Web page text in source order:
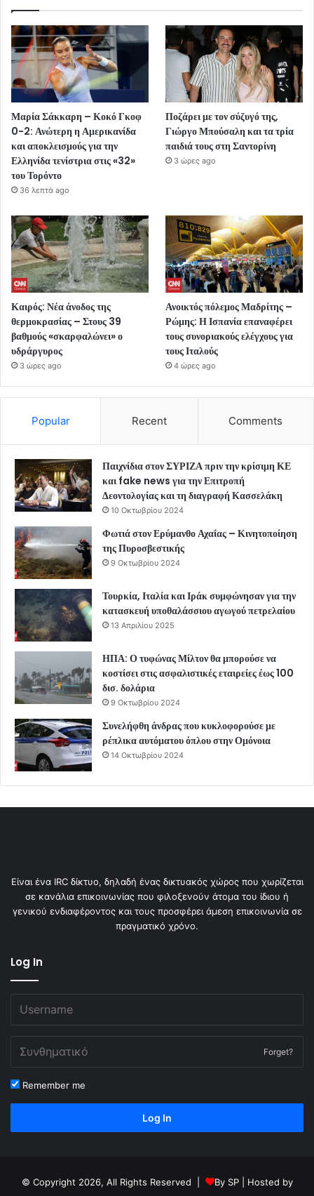
Μαρία Σάκκαρη – Κοκό Γκοφ
0-2: Ανώτερη η Αμερικανίδα
και αποκλεισμούς για την
Ελληνίδα τενίστρια στις «32»
του Τορόντο
36 λεπτά ago
Ποζάρει με τον σύζυγό της,
Γιώργο Μπούσαλη και τα τρία
παιδιά τους στη Σαντορίνη
3 ώρες ago
Καιρός: Νέα άνοδος της
θερμοκρασίας – Στους 39
βαθμούς «σκαρφαλώνει» ο
υδράργυρος
3 ώρες ago
Ανοικτός πόλεμος Μαδρίτης –
Ρώμης: Η Ισπανία επαναφέρει
τους συνοριακούς ελέγχους για
τους Ιταλούς
4 ώρες ago
Popular Recent Comments
Παιχνίδια στον ΣΥΡΙΖΑ πριν την κρίσιμη ΚΕ
και fake news για την Επιτροπή
Δεοντολογίας και τη διαγραφή Κασσελάκη
10 Οκτωβρίου 2024
Φωτιά στον Ερύμανθο Αχαΐας – Κινητοποίηση
της Πυροσβεστικής
9 Οκτωβρίου 2024
Τουρκία, Ιταλία και Ιράκ συμφώνησαν για την
κατασκευή υποθαλάσσιου αγωγού πετρελαίου
13 Απριλίου 2025
ΗΠΑ: Ο τυφώνας Μίλτον θα μπορούσε να
κοστίσει στις ασφαλιστικές εταιρείες έως 100
δισ. δολάρια
9 Οκτωβρίου 2024
Συνελήφθη άνδρας που κυκλοφορούσε με
ρέπλικα αυτόματου όπλου στην Ομόνοια
14 Οκτωβρίου 2024
Είναι ένα IRC δίκτυο, δηλαδή ένας δικτυακός χώρος που χωρίζεται
σε κανάλια επικοινωνίας που φιλοξενούν άτομα του ίδιου ή
γενικού ενδιαφέροντος και τους προσφέρει άμεση επικοινωνία σε
πραγματικό χρόνο.
Log In
Forget?
Remember me
Log In
© Copyright 2026, All Rights Reserved | By SP| Hosted by